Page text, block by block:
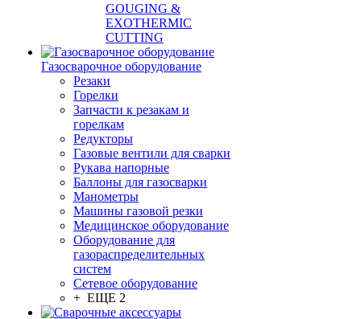
GOUGING &
EXOTHERMIC
CUTTING
Газосварочное оборудование
Резаки
Горелки
Запчасти к резакам и
горелкам
Редукторы
Газовые вентили для сварки
Рукава напорные
Баллоны для газосварки
Манометры
Машины газовой резки
Медицинское оборудование
Оборудование для
газораспределительных
систем
Сетевое оборудование
+ ЕЩЕ 2